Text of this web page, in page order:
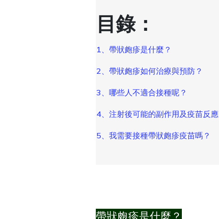
目錄：
1、帶狀皰疹是什麼？
2、帶狀皰疹如何治療與預防？
3、哪些人不適合接種呢？
4、注射後可能的副作用及疫苗反
5、我需要接種帶狀皰疹疫苗嗎？
帶狀皰疹是什麼？